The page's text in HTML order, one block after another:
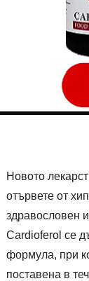
Новото
отървете от
здравословен
Cardioferol се
формула, при
поставена в